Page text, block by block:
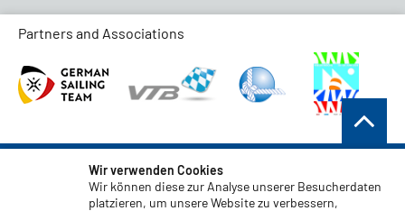
Partners and Associations
AGB
Datenschutz
Wir verwenden Cookies
Wir können diese zur Analyse unserer Besucherdaten
platzieren, um unsere Website zu verbessern,